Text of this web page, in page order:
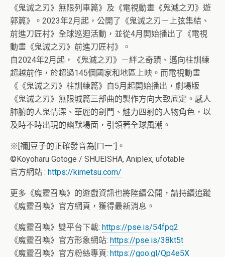
《鬼滅之刃》無限列車篇》及《電視動畫《鬼滅之刃》遊
郭篇》。2023年2月起，公開了《鬼滅之刃－上弦集結、
前進刀匠村》全球巡迴活動，並從4月開始播出了《電視
動畫《鬼滅之刃》前進刀匠村》。
自2024年2月起，《鬼滅之刃》－絆之奇蹟、邁向柱訓練
超越前作，於超過145個國家和地區上映。而電視動畫
《《鬼滅之刃》柱訓練篇》自5月起開始播出，劇場版
《鬼滅之刃》無限城篇三部曲的製作方向大致底定。感人
肺腑的人鬼情深、華麗的劍鬥、魅力四射的人物角色，以
及時不時出現的幽默場面，引領著全球風潮。
※[禰]豆子的正確發音為[ㄇ一ˊ]。
©Koyoharu Gotoge / SHUEISHA, Aniplex, ufotable
官方網站 : https://kimetsu.com/
更多《魔靈召喚》的遊戲資訊也將陸續公開，請持續追蹤
《魔靈召喚》官方網頁，獲得最新消息。
《魔靈召喚》雙平台下載: https://pse.is/54fpq2
《魔靈召喚》官方形象網站: https://pse.is/38kt5t
《魔靈召喚》官方粉絲專頁: https://goo.gl/Qp4e5X